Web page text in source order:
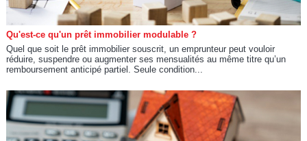
Qu'est-ce qu'un prêt immobilier modulable ?
Quel que soit le prêt immobilier souscrit, un emprunteur peut vouloir
réduire, suspendre ou augmenter ses mensualités au même titre qu’un
remboursement anticipé partiel. Seule condition...